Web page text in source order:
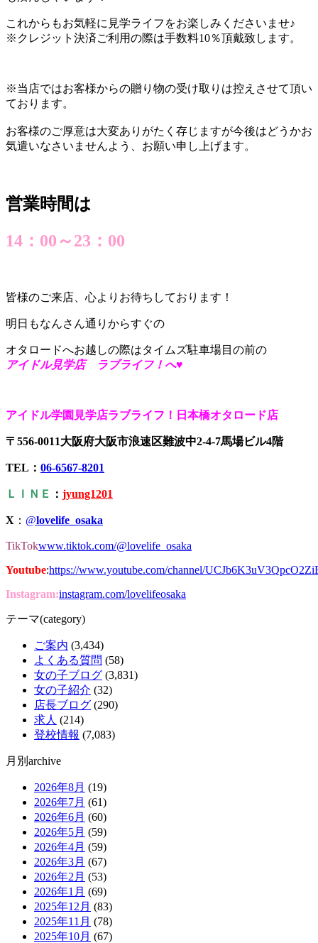
これからもお気軽に見学ライフをお楽しみくださいませ♪
※クレジット決済ご利用の際は手数料10％頂戴致します。
※当店ではお客様からの贈り物の受け取りは控えさせて頂い
ております。
お客様のご厚意は大変ありがたく存じますが今後はどうかお
気遣いなさいませんよう、お願い申し上げます。
営業時間は
14：00～23：00
皆様のご来店、心よりお待ちしております！
明日もなんさん通りからすぐの
オタロードへお越しの際はタイムズ駐車場目の前の
アイドル見学店 ラブライフ！へ♥
アイドル学園見学店ラブライフ！日本橋オタロード店
〒556-0011大阪府大阪市浪速区難波中2-4-7馬場ビル4階
TEL： 06-6567-8201
ＬＩＮＥ ： jyung1201
X ： @lovelife_osaka
TikTokwww.tiktok.com/@lovelife_osaka
Youtube:https://www.youtube.com/channel/
Instagram:instagram.com/lovelifeosaka
テーマ(category)
ご案内 (3,434)
よくある質問 (58)
女の子ブログ (3,831)
女の子紹介 (32)
店長ブログ (290)
求人 (214)
登校情報 (7,083)
月別archive
2026年8月 (19)
2026年7月 (61)
2026年6月 (60)
2026年5月 (59)
2026年4月 (59)
2026年3月 (67)
2026年2月 (53)
2026年1月 (69)
2025年12月 (83)
2025年11月 (78)
2025年10月 (67)